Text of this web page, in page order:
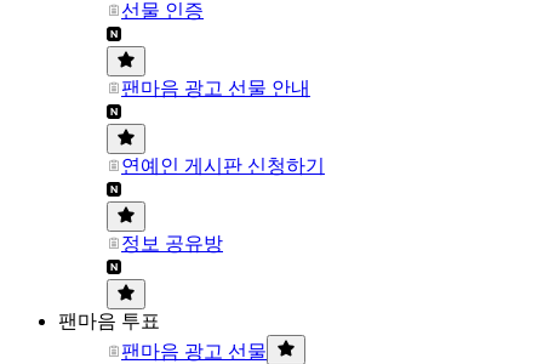
선물 인증
팬마음 광고 선물 안내
연예인 게시판 신청하기
정보 공유방
팬마음 투표
팬마음 광고 선물